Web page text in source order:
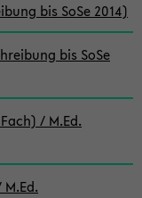
bis SoSe 2014)
bis SoSe
/ M.Ed.